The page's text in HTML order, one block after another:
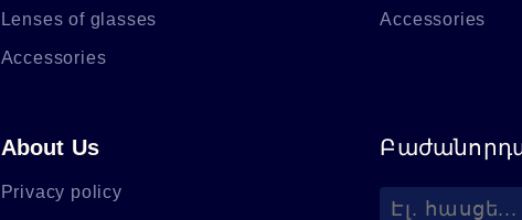
Lenses of glasses
Accessories
Accessories
About Us
Privacy policy